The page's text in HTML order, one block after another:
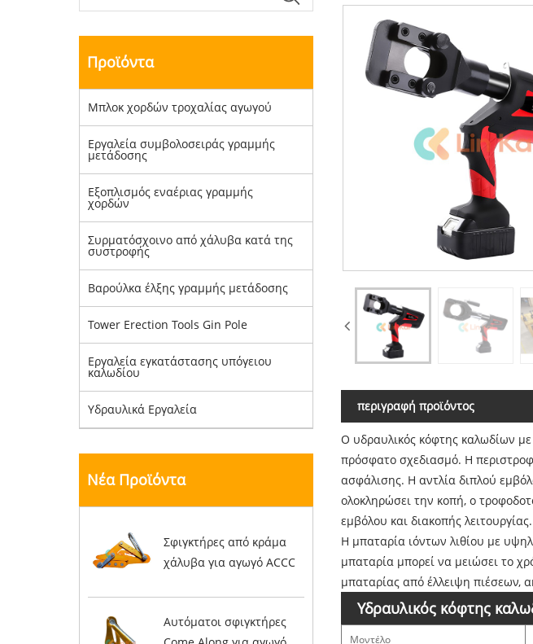
Προϊόντα
Μπλοκ χορδών τροχαλίας αγωγού
Εργαλεία συμβολοσειράς γραμμής
μετάδοσης
Εξοπλισμός εναέριας γραμμής
χορδών
Συρματόσχοινο από χάλυβα κατά της
συστροφής
Βαρούλκα έλξης γραμμής μετάδοσης
Tower Erection Tools Gin Pole
Εργαλεία εγκατάστασης υπόγειου
καλωδίου
Υδραυλικά Εργαλεία
Νέα Προϊόντα
Σφιγκτήρες από κράμα
χάλυβα για αγωγό ACCC
Αυτόματοι σφιγκτήρες
περιγραφή προϊόντος
Ο υδραυλικός κόφτης καλωδίων
πρόσφατο σχεδιασμό. Η
ασφάλισης. Η αντλία διπλού
ολοκληρώσει την κοπή, ο
εμβόλου και διακοπής λειτουργίας.
Η μπαταρία ιόντων λιθίου με
μπαταρία μπορεί να μειώσει το
μπαταρίας από έλλειψη πιέσεων,
Υδραυλικός κόφτης
Μοντέλο